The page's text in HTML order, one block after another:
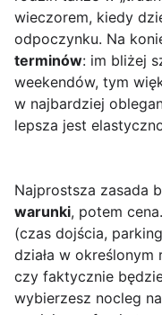
wieczorem, kiedy
odpoczynku. Na
terminów: im bliżej
weekendów, tym
w najbardziej
lepsza jest
Najprostsza zasada
warunki, potem
(czas dojścia,
działa w określonym
czy faktycznie
wybierzesz nocleg